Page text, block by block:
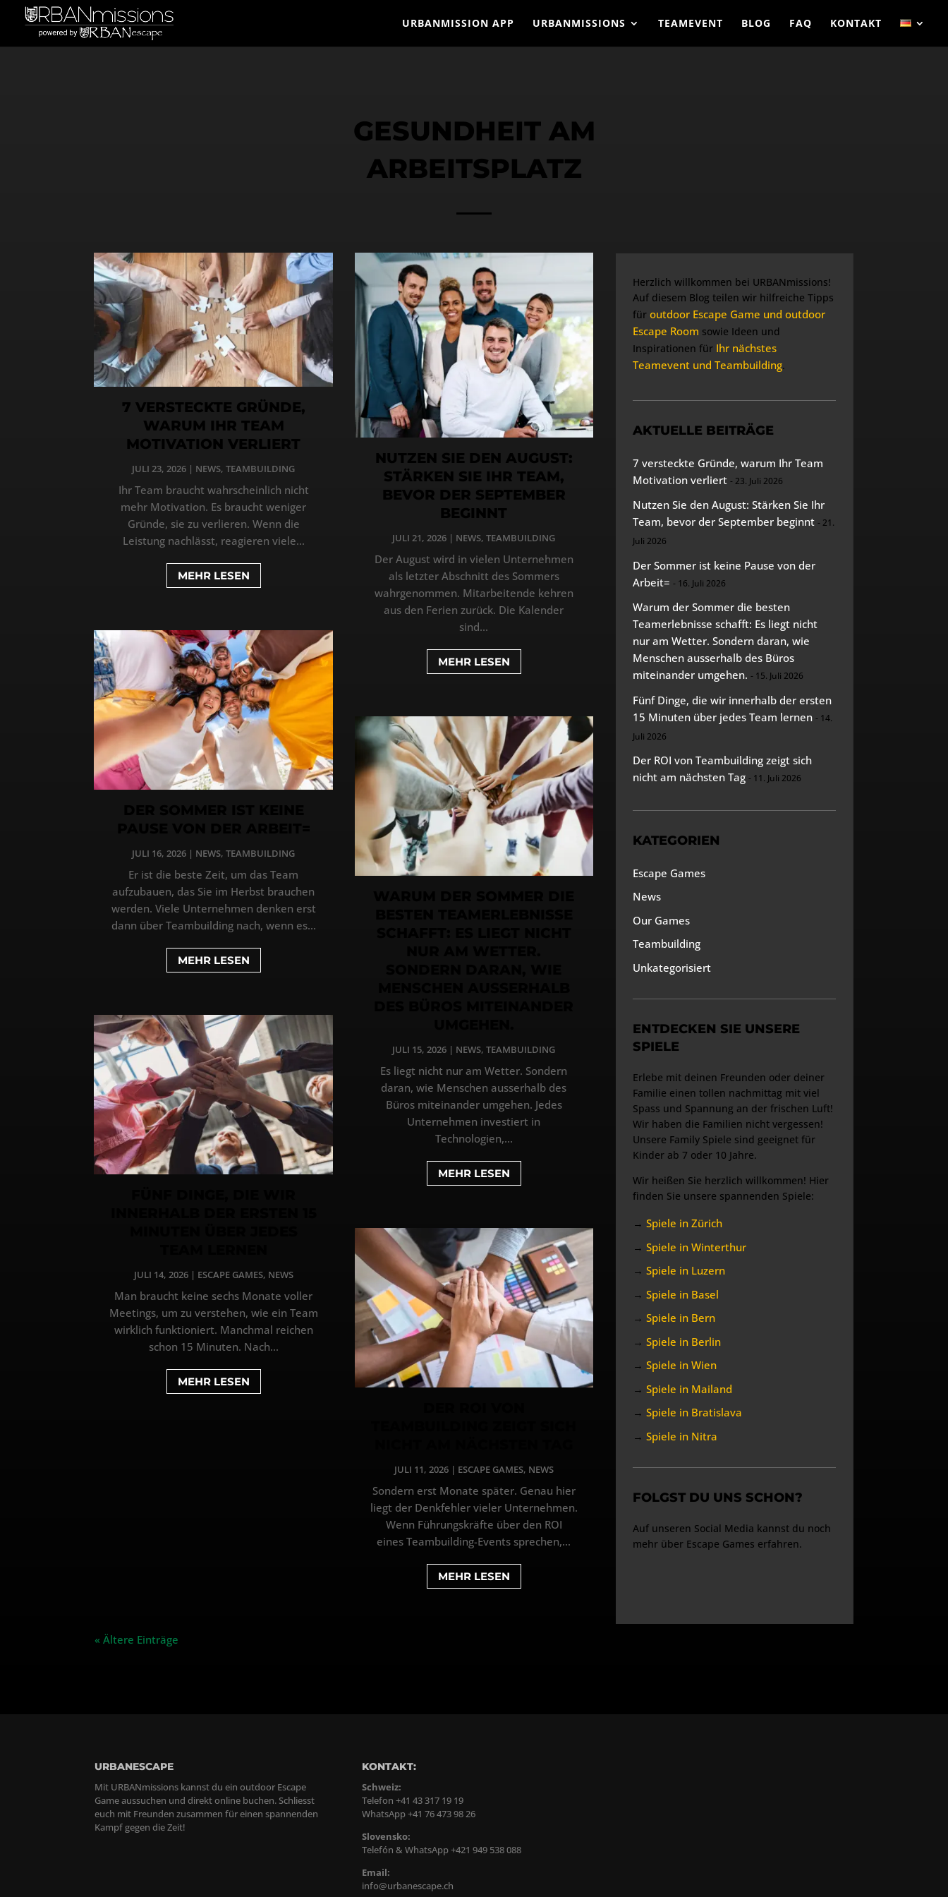
URBANMISSION APP URBANMISSIONS TEAMEVENT BLOG FAQ KONTAKT
GESUNDHEIT AM
ARBEITSPLATZ
7 VERSTECKTE GRÜNDE,
WARUM IHR TEAM
MOTIVATION VERLIERT
JULI 23, 2026 | NEWS,TEAMBUILDING
Ihr Team braucht wahrscheinlich nicht
mehr Motivation. Es braucht weniger
Gründe, sie zu verlieren. Wenn die
Leistung nachlässt, reagieren viele...
MEHR LESEN
JULI 16, 2026 | NEWS,TEAMBUILDING
Er ist die beste Zeit, um das Team
aufzubauen, das Sie im Herbst brauchen
werden. Viele Unternehmen denken erst
dann über Teambuilding nach, wenn es...
MEHR LESEN
JULI 14, 2026| ESCAPE GAMES, NEWS
Man braucht keine sechs Monate voller
Meetings, um zu verstehen, wie ein Team
wirklich funktioniert. Manchmal reichen
schon 15 Minuten. Nach...
MEHR LESEN
NUTZEN SIE DEN AUGUST:
STÄRKEN SIE IHR TEAM,
BEVOR DER SEPTEMBER
BEGINNT
JULI 21, 2026 | NEWS,TEAMBUILDING
Der August wird in vielen Unternehmen
als letzter Abschnitt des Sommers
wahrgenommen. Mitarbeitende kehren
aus den Ferien zurück. Die Kalender
sind...
MEHR LESEN
JULI 15, 2026 | NEWS,TEAMBUILDING
Es liegt nicht nur am Wetter. Sondern
daran, wie Menschen ausserhalb des
Büros miteinander umgehen. Jedes
Unternehmen investiert in
Technologien,...
MEHR LESEN
JULI 11, 2026| ESCAPE GAMES, NEWS
Sondern erst Monate später. Genau hier
liegt der Denkfehler vieler Unternehmen.
Wenn Führungskräfte über den ROI
eines Teambuilding-Events sprechen,...
MEHR LESEN
« Ältere Einträge
Herzlich willkommen bei URBANmissions!
Auf diesem Blog teilen wir hilfreiche Tipps
für outdoor Escape Game und outdoor
Escape Room sowie Ideen und
Inspirationen für Ihr nächstes
Teamevent und Teambuilding.
AKTUELLE BEITRÄGE
7 versteckte Gründe, warum Ihr Team
Motivation verliert
23. Juli 2026
Nutzen Sie den August: Stärken Sie Ihr
Team, bevor der September beginnt
21.
Juli 2026
Der Sommer ist keine Pause von der
Arbeit=
16. Juli 2026
Warum der Sommer die besten
Teamerlebnisse schafft: Es liegt nicht
nur am Wetter. Sondern daran, wie
Menschen ausserhalb des Büros
miteinander umgehen.
15. Juli 2026
Fünf Dinge, die wir innerhalb der ersten
15 Minuten über jedes Team lernen
14.
Juli 2026
Der ROI von Teambuilding zeigt sich
nicht am nächsten Tag
11. Juli 2026
KATEGORIEN
Escape Games
News
Our Games
Teambuilding
Unkategorisiert
ENTDECKEN SIE UNSERE
SPIELE
Erlebe mit deinen Freunden oder deiner
Familie einen tollen nachmittag mit viel
Spass und Spannung an der frischen Luft!
Wir haben die Familien nicht vergessen!
Unsere Family Spiele sind geeignet für
Kinder ab 7 oder 10 Jahre.
Wir heißen Sie herzlich willkommen! Hier
finden Sie unsere spannenden Spiele:
→ Spiele in Zürich
→ Spiele in Winterthur
→ Spiele in Luzern
→ Spiele in Basel
→ Spiele in Bern
→ Spiele in Berlin
→ Spiele in Wien
→ Spiele in Mailand
→ Spiele in Bratislava
→ Spiele in Nitra
FOLGST DU UNS SCHON?
Auf unseren Social Media kannst du noch
mehr über Escape Games erfahren.
URBANESCAPE
Mit URBANmissions kannst du ein outdoor Escape
Game aussuchen und direkt online buchen. Schliesst
euch mit Freunden zusammen für einen spannenden
Kampf gegen die Zeit!
KONTAKT:
Schweiz:
Telefon +41 43 317 19 19
WhatsApp +41 76 473 98 26
Slovensko:
Telefón & WhatsApp +421 949 538 088
Email:
info@urbanescape.ch